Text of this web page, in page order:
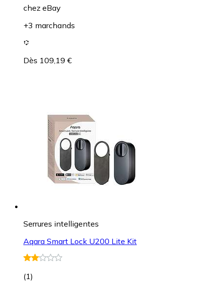
chez eBay
+3 marchands
Dès 109,19 €
Serrures intelligentes
Aqara Smart Lock U200 Lite Kit
(1)